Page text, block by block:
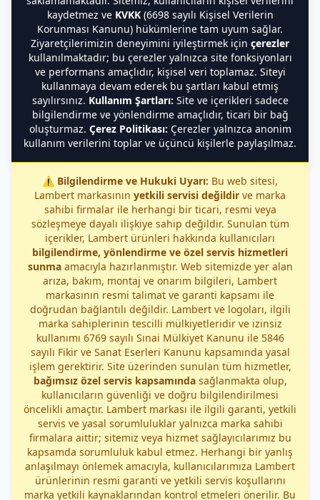
kaydetmez ve KVKK(6698 sayılı Kişisel Verilerin
Korunması Kanunu) hükümlerine tam uyum sağlar.
Ziyaretçilerimizin deneyimini iyileştirmek için çerezler
kullanılmaktadır; bu çerezler yalnızca site fonksiyonları
ve performans amaçlıdır, kişisel veri toplamaz. Siteyi
kullanmaya devam ederek bu şartları kabul etmiş
sayılırsınız. Kullanım Şartları: Site ve içerikleri sadece
bilgilendirme ve yönlendirme amaçlıdır, ticari bir bağ
oluşturmaz. Çerez Politikası: Çerezler yalnızca anonim
kullanım verilerini toplar ve üçüncü kişilerle paylaşılmaz.
⚠️ Bilgilendirme ve Hukuki Uyarı: Bu web sitesi,
Lambert markasının yetkili servisi değildir ve marka
sahibi firmalar ile herhangi bir ticari, resmi veya
sözleşmeye dayalı ilişkiye sahip değildir. Sunulan tüm
içerikler, Lambert ürünleri hakkında kullanıcıları
bilgilendirme, yönlendirme ve özel servis hizmetleri
sunmaamacıyla hazırlanmıştır. Web sitemizde yer alan
arıza, bakım, montaj ve onarım bilgileri, Lambert
markasının resmi talimat ve garanti kapsamı ile
doğrudan bağlantılı değildir. Lambert ve logoları, ilgili
marka sahiplerinin tescilli mülkiyetleridir ve izinsiz
kullanımı 6769 sayılı Sınai Mülkiyet Kanunu ile 5846
sayılı Fikir ve Sanat Eserleri Kanunu kapsamında yasal
işlem gerektirir. Site üzerinden sunulan tüm hizmetler,
bağımsız özel servis kapsamındasağlanmakta olup,
kullanıcıların güvenliği ve doğru bilgilendirilmesi
öncelikli amaçtır. Lambert markası ile ilgili garanti, yetkili
servis ve yasal sorumluluklar yalnızca marka sahibi
firmalara aittir; sitemiz veya hizmet sağlayıcılarımız bu
kapsamda sorumluluk kabul etmez. Herhangi bir yanlış
anlaşılmayı önlemek amacıyla, kullanıcılarımıza Lambert
ürünlerinin resmi garanti ve yetkili servis koşullarını
marka yetkili kaynaklarından kontrol etmeleri önerilir. Bu